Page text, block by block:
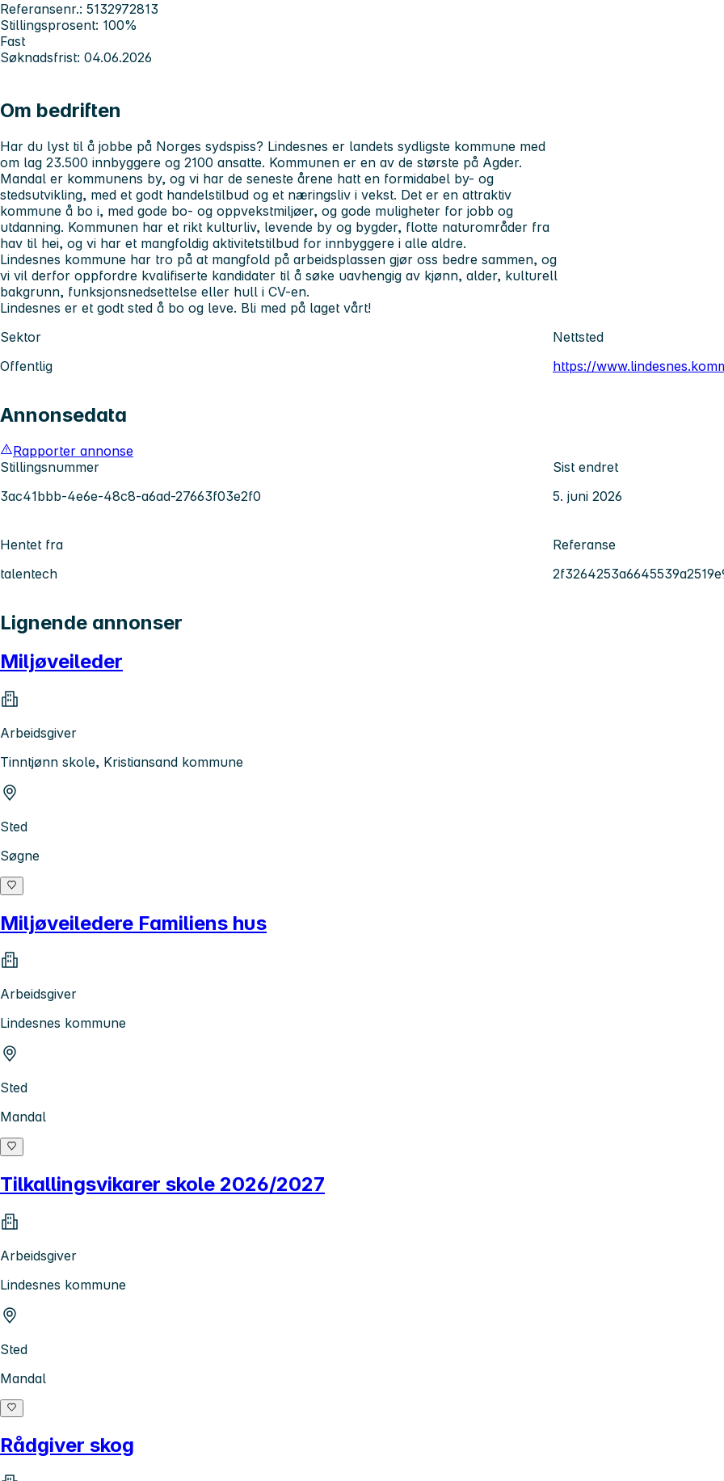
Referansenr.: 5132972813
Stillingsprosent: 100%
Fast
Søknadsfrist: 04.06.2026
Om bedriften
Har du lyst til å jobbe på Norges sydspiss? Lindesnes er landets sydligste kommune med
om lag 23.500 innbyggere og 2100 ansatte. Kommunen er en av de største på Agder.
Mandal er kommunens by, og vi har de seneste årene hatt en formidabel by- og
stedsutvikling, med et godt handelstilbud og et næringsliv i vekst. Det er en attraktiv
kommune å bo i, med gode bo- og oppvekstmiljøer, og gode muligheter for jobb og
utdanning. Kommunen har et rikt kulturliv, levende by og bygder, flotte naturområder fra
hav til hei, og vi har et mangfoldig aktivitetstilbud for innbyggere i alle aldre.
Lindesnes kommune har tro på at mangfold på arbeidsplassen gjør oss bedre sammen, og
vi vil derfor oppfordre kvalifiserte kandidater til å søke uavhengig av kjønn, alder, kulturell
bakgrunn, funksjonsnedsettelse eller hull i CV-en.
Lindesnes er et godt sted å bo og leve. Bli med på laget vårt!
Sektor
Offentlig
Nettsted
https://
Annonsedata
Rapporter annonse
Stillingsnummer
3ac41bbb-4e6e-48c8-a6ad-27663f03e2f0
Sist endret
5. juni 2026
Hentet fra
talentech
Referanse
Lignende annonser
Miljøveileder
Arbeidsgiver
Tinntjønn skole, Kristiansand kommune
Sted
Søgne
Miljøveiledere Familiens hus
Arbeidsgiver
Lindesnes kommune
Sted
Mandal
Tilkallingsvikarer skole 2026/2027
Arbeidsgiver
Lindesnes kommune
Sted
Mandal
Rådgiver skog